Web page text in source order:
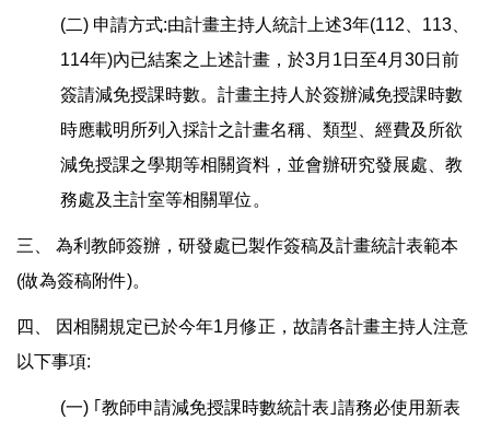
產學活動集錦
(二) 申請方式:由計畫主持人統計上述3年(112、113、
114年)內已結案之上述計畫，於3月1日至4月30日前
簽請減免授課時數。計畫主持人於簽辦減免授課時數
時應載明所列入採計之計畫名稱、類型、經費及所欲
減免授課之學期等相關資料，並會辦研究發展處、教
務處及主計室等相關單位。
三、 為利教師簽辦，研發處已製作簽稿及計畫統計表範本
(做為簽稿附件)。
四、 因相關規定已於今年1月修正，故請各計畫主持人注意
以下事項:
(一) ｢教師申請減免授課時數統計表｣請務必使用新表